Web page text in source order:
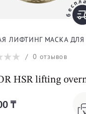
ЛИЦА
Clay
ЛИФТИНГ МАСКА ДЛЯ
/0 отзывов
HSR lifting
₸